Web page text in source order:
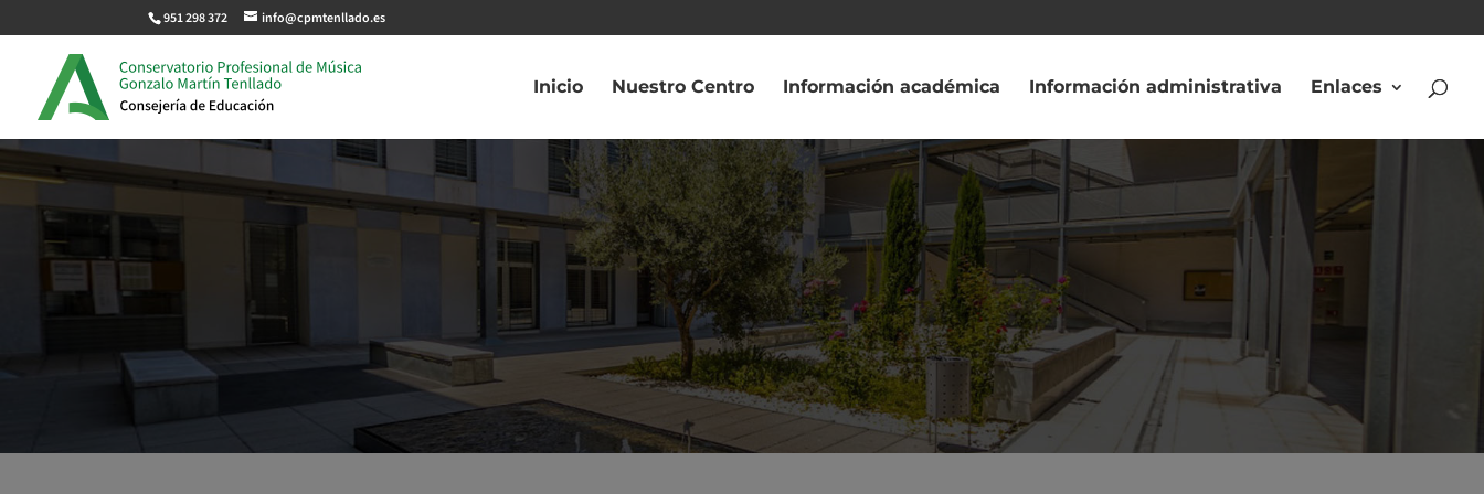
951 298 372 info@cpmtenllado.es
Inicio Nuestro Centro Información académica Información administrativa Enlaces